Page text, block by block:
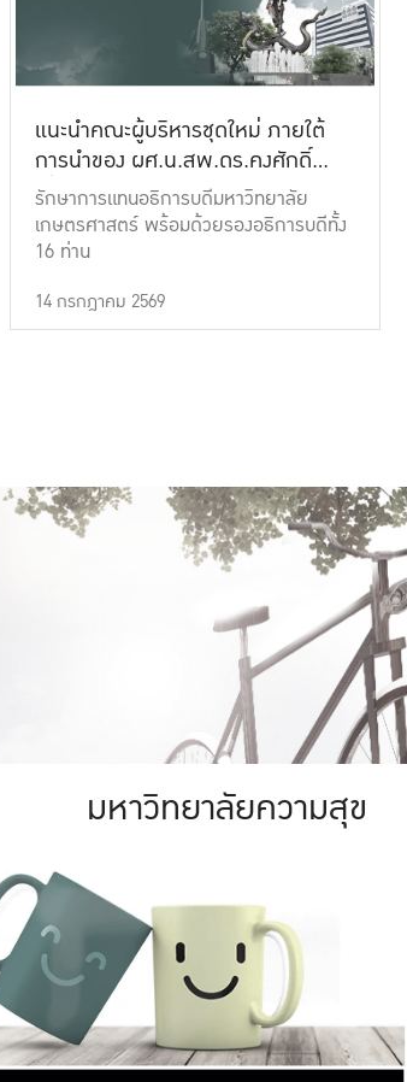
แนะนำคณะผู้บริหารชุดใหม่ ภายใต้
การนำของ ผศ.น.สพ.ดร.คงศักดิ์
เที่ยงธรรม
รักษาการแทนอธิการบดีมหาวิทยาลัย
เกษตรศาสตร์ พร้อมด้วยรองอธิการบดีทั้ง
16 ท่าน
14 กรกฎาคม 2569
มหาวิทยาลัย
ให้กับประชาชน
มหาวิทยาลัยความสุข